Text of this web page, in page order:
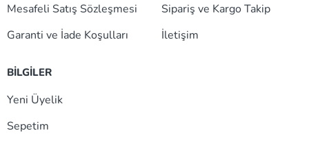
Mesafeli Satış Sözleşmesi
Garanti ve İade Koşulları
Sipariş ve Kargo Takip
İletişim
BİLGİLER
Yeni Üyelik
Sepetim